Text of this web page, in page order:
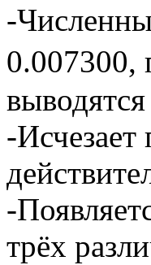
-
0.007300,
-
-
трёх